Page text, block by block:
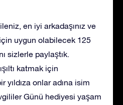
en iyi arkadaşınız ve
uygun olabilecek 125
sizlerle paylaştık.
katmak için
yıldıza onlar adına isim
Günü hediyesi yaşam